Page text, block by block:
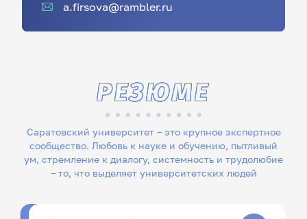
a.firsova@rambler.ru
Саратовский университет – это крупное экспертное
сообщество. Любовь к науке и обучению, пытливый
ум, стремление к диалогу, системность и трудолюбие
– то, что выделяет университетских людей
РЕЗЮМЕ